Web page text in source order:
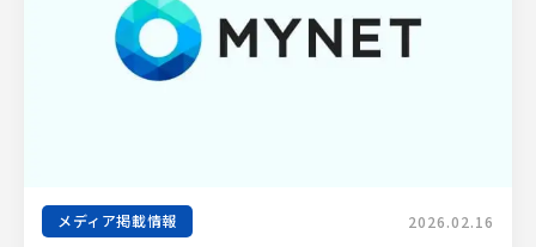
メディア掲載情報 2026.02.16